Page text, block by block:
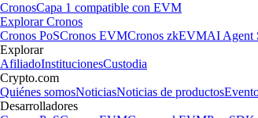
CronosCapa 1 compatible con EVM
Explorar Cronos
Cronos PoSCronos EVMCronos zkEVMAI Agent
Explorar
AfiliadoInstitucionesCustodia
Crypto.com
Quiénes somosNoticiasNoticias de productos
Desarrolladores